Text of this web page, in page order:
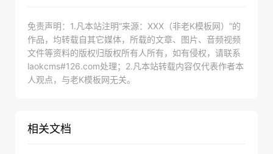
免责声明：1.凡本站注明“来源：XXX（非老K模板网）”的
作品，均转载自其它媒体，所载的文章、图片、音频视频
文件等资料的版权归版权所有人所有，如有侵权，请联系
laokcms#126.com处理；2.凡本站转载内容仅代表作者本
人观点，与老K模板网无关。
相关文档